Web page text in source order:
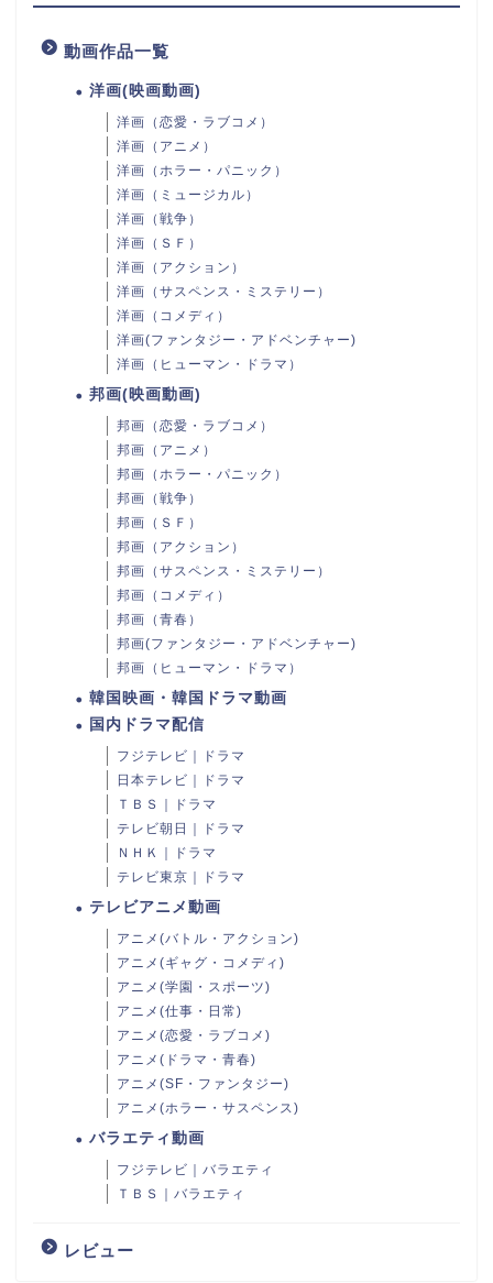
動画作品一覧
洋画(映画動画)
洋画（恋愛・ラブコメ）
洋画（アニメ）
洋画（ホラー・パニック）
洋画（ミュージカル）
洋画（戦争）
洋画（ＳＦ）
洋画（アクション）
洋画（サスペンス・ミステリー）
洋画（コメディ）
洋画(ファンタジー・アドベンチャー)
洋画（ヒューマン・ドラマ）
邦画(映画動画)
邦画（恋愛・ラブコメ）
邦画（アニメ）
邦画（ホラー・パニック）
邦画（戦争）
邦画（ＳＦ）
邦画（アクション）
邦画（サスペンス・ミステリー）
邦画（コメディ）
邦画（青春）
邦画(ファンタジー・アドベンチャー)
邦画（ヒューマン・ドラマ）
韓国映画・韓国ドラマ動画
国内ドラマ配信
フジテレビ｜ドラマ
日本テレビ｜ドラマ
ＴＢＳ｜ドラマ
テレビ朝日｜ドラマ
ＮＨＫ｜ドラマ
テレビ東京｜ドラマ
テレビアニメ動画
アニメ(バトル・アクション)
アニメ(ギャグ・コメディ)
アニメ(学園・スポーツ)
アニメ(仕事・日常)
アニメ(恋愛・ラブコメ)
アニメ(ドラマ・青春)
アニメ(SF・ファンタジー)
アニメ(ホラー・サスペンス)
バラエティ動画
フジテレビ｜バラエティ
ＴＢＳ｜バラエティ
レビュー